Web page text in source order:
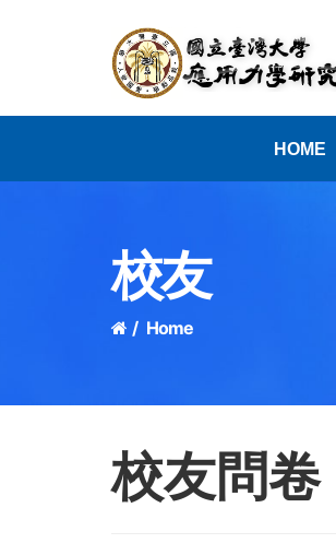
HOME
校友
Home
校友問卷